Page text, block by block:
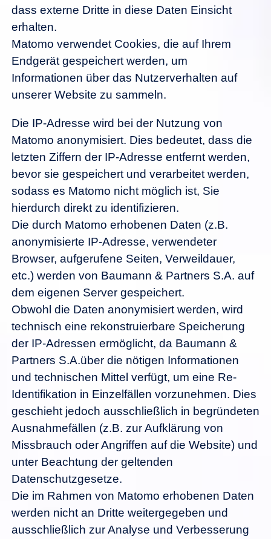
dass externe Dritte in diese Daten Einsicht
erhalten.
Matomo verwendet Cookies, die auf Ihrem
Endgerät gespeichert werden, um
Informationen über das Nutzerverhalten auf
unserer Website zu sammeln.
Die IP-Adresse wird bei der Nutzung von
Matomo anonymisiert. Dies bedeutet, dass die
letzten Ziffern der IP-Adresse entfernt werden,
bevor sie gespeichert und verarbeitet werden,
sodass es Matomo nicht möglich ist, Sie
hierdurch direkt zu identifizieren.
Die durch Matomo erhobenen Daten (z.B.
anonymisierte IP-Adresse, verwendeter
Browser, aufgerufene Seiten, Verweildauer,
etc.) werden von Baumann & Partners S.A. auf
dem eigenen Server gespeichert.
Obwohl die Daten anonymisiert werden, wird
technisch eine rekonstruierbare Speicherung
der IP-Adressen ermöglicht, da Baumann &
Partners S.A.über die nötigen Informationen
und technischen Mittel verfügt, um eine Re-
Identifikation in Einzelfällen vorzunehmen. Dies
geschieht jedoch ausschließlich in begründeten
Ausnahmefällen (z.B. zur Aufklärung von
Missbrauch oder Angriffen auf die Website) und
unter Beachtung der geltenden
Datenschutzgesetze.
Die im Rahmen von Matomo erhobenen Daten
werden nicht an Dritte weitergegeben und
ausschließlich zur Analyse und Verbesserung